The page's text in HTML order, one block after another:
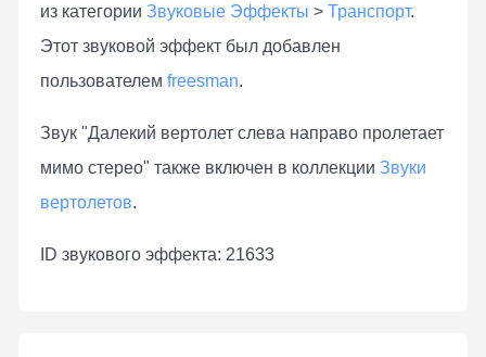
из категории Звуковые Эффекты > Транспорт.
Этот звуковой эффект был добавлен
пользователем freesman.
Звук "Далекий вертолет слева направо пролетает
мимо стерео" также включен в коллекции Звуки
вертолетов.
ID звукового эффекта: 21633